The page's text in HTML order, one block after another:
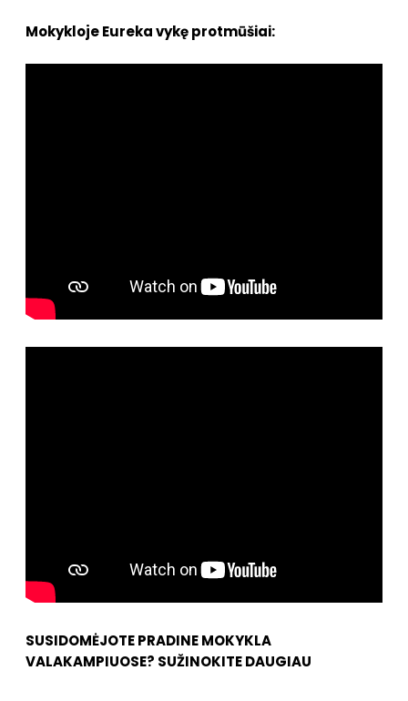
Mokykloje Eureka vykę protmūšiai:
SUSIDOMĖJOTE PRADINE MOKYKLA
VALAKAMPIUOSE? SUŽINOKITE DAUGIAU